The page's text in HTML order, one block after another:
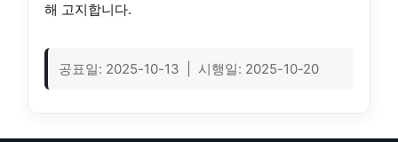
해 고지합니다.
공표일: 2025-10-13 | 시행일: 2025-10-20